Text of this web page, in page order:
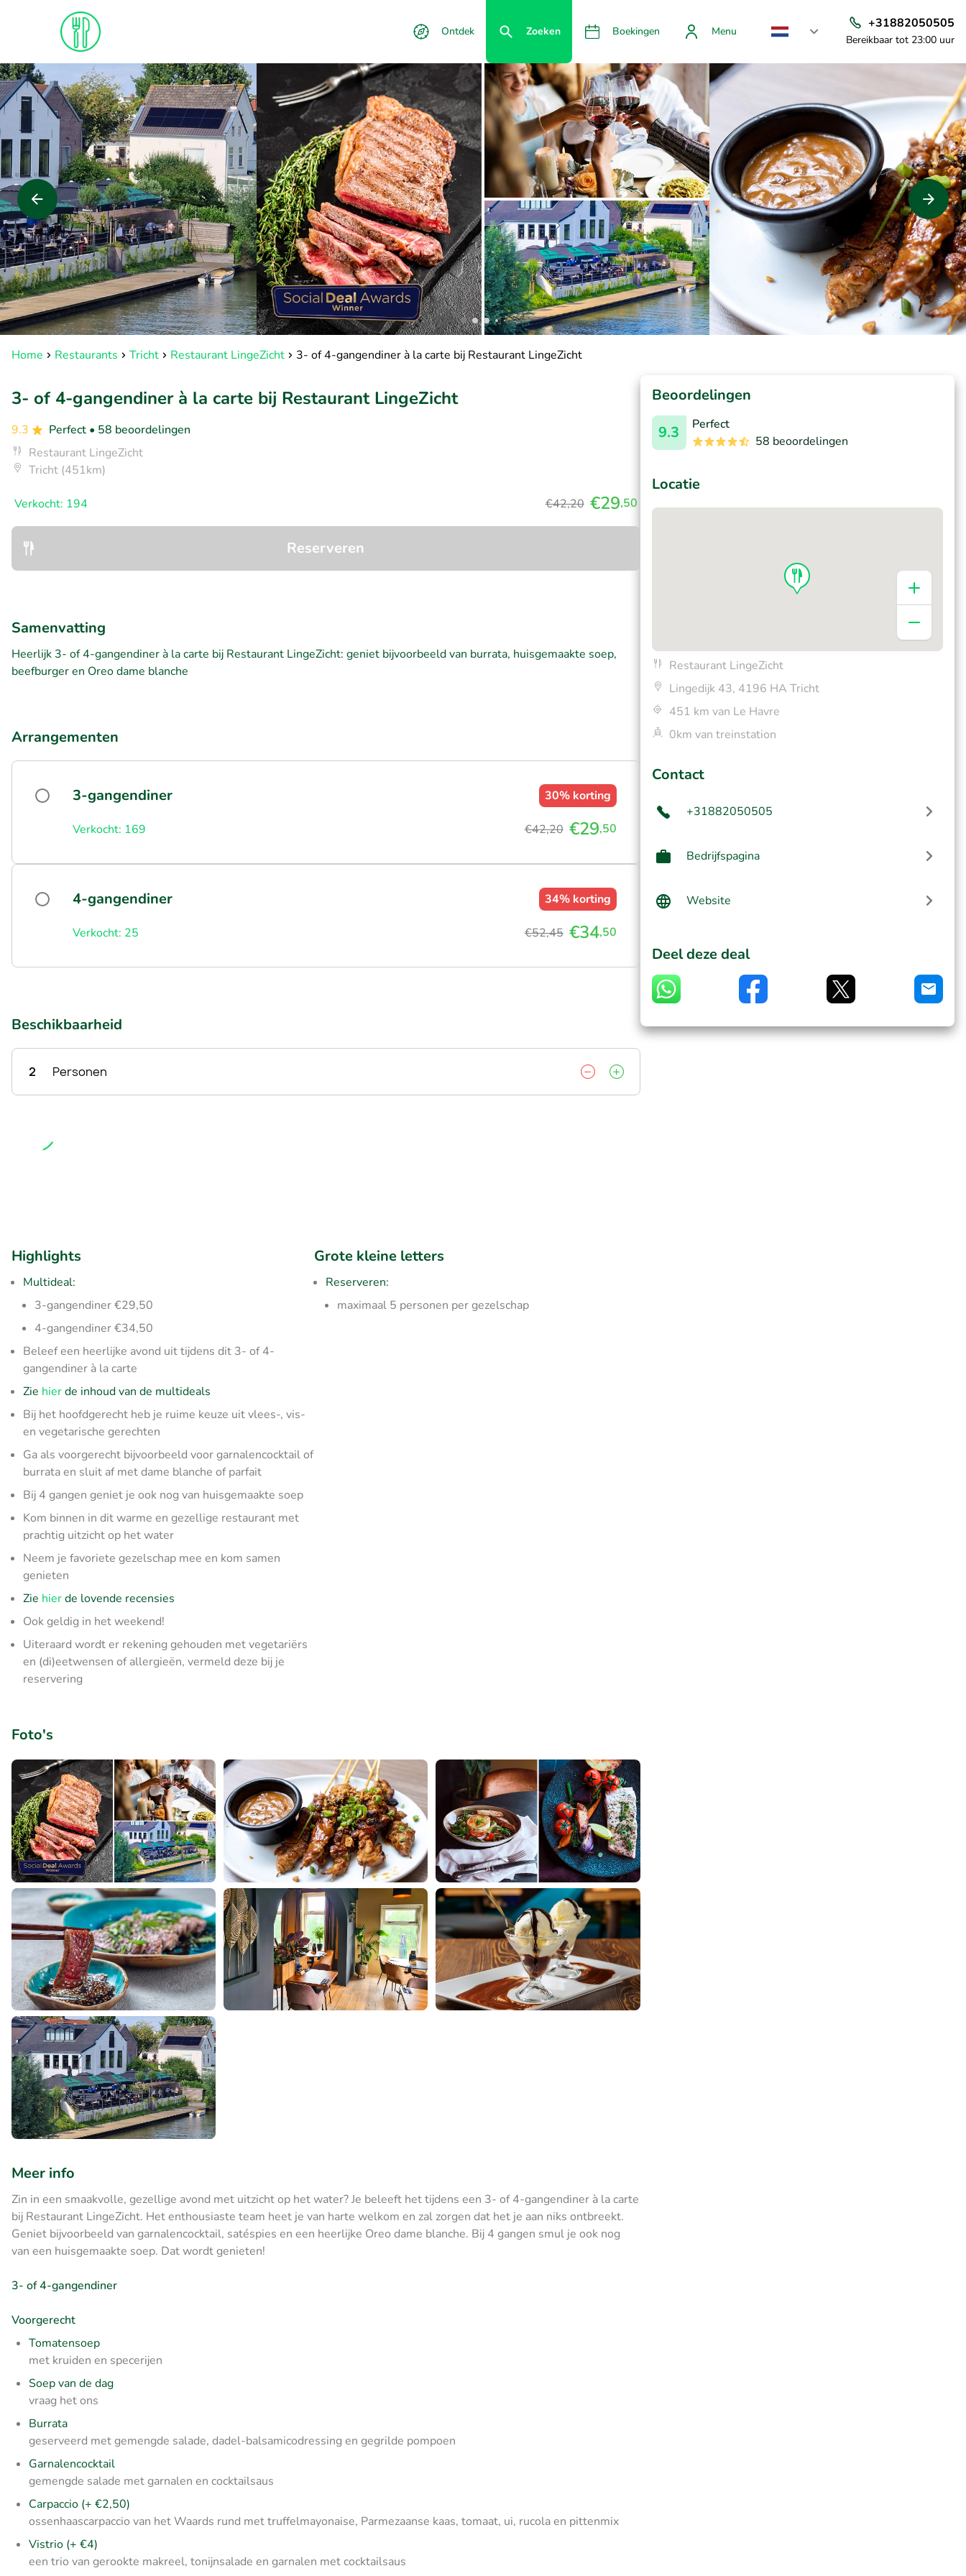
Ontdek Zoeken Boekingen Menu
+31882050505
Bereikbaar tot 23:00 uur
Home Restaurants Tricht Restaurant LingeZicht 3- of 4-gangendiner à la carte bij Restaurant LingeZicht
3- of 4-gangendiner à la carte bij Restaurant LingeZicht
9.3 Perfect • 58 beoordelingen
Restaurant LingeZicht
Tricht (451km)
Verkocht: 194 €42,20 €29,50
Reserveren
Samenvatting
Heerlijk 3- of 4-gangendiner à la carte bij Restaurant LingeZicht: geniet bijvoorbeeld van burrata, huisgemaakte soep,
beefburger en Oreo dame blanche
Arrangementen
3-gangendiner 30% korting
Verkocht: 169 €42,20 €29,50
4-gangendiner 34% korting
Verkocht: 25 €52,45 €34,50
Beschikbaarheid
2 Personen
Highlights
Multideal:
3-gangendiner €29,50
4-gangendiner €34,50
Beleef een heerlijke avond uit tijdens dit 3- of 4-
gangendiner à la carte
Zie hierde inhoud van de multideals
Bij het hoofdgerecht heb je ruime keuze uit vlees-, vis-
en vegetarische gerechten
Ga als voorgerecht bijvoorbeeld voor garnalencocktail of
burrata en sluit af met dame blanche of parfait
Bij 4 gangen geniet je ook nog van huisgemaakte soep
Kom binnen in dit warme en gezellige restaurant met
prachtig uitzicht op het water
Neem je favoriete gezelschap mee en kom samen
genieten
Zie hierde lovende recensies
Ook geldig in het weekend!
Uiteraard wordt er rekening gehouden met vegetariërs
en (di)eetwensen of allergieën, vermeld deze bij je
reservering
Grote kleine letters
Reserveren:
maximaal 5 personen per gezelschap
Foto's
Meer info
Zin in een smaakvolle, gezellige avond met uitzicht op het water? Je beleeft het tijdens een 3- of 4-gangendiner à la carte
bij Restaurant LingeZicht. Het enthousiaste team heet je van harte welkom en zal zorgen dat het je aan niks ontbreekt.
Geniet bijvoorbeeld van garnalencocktail, satéspies en een heerlijke Oreo dame blanche. Bij 4 gangen smul je ook nog
van een huisgemaakte soep. Dat wordt genieten!
3- of 4-gangendiner
Voorgerecht
Tomatensoep
met kruiden en specerijen
Soep van de dag
vraag het ons
Burrata
geserveerd met gemengde salade, dadel-balsamicodressing en gegrilde pompoen
Garnalencocktail
gemengde salade met garnalen en cocktailsaus
Carpaccio (+ €2,50)
ossenhaascarpaccio van het Waards rund met truffelmayonaise, Parmezaanse kaas, tomaat, ui, rucola en pittenmix
Vistrio (+ €4)
een trio van gerookte makreel, tonijnsalade en garnalen met cocktailsaus
Beoordelingen
9.3
Perfect
58 beoordelingen
Locatie
Restaurant LingeZicht
Lingedijk 43, 4196 HA Tricht
451 km van Le Havre
0km van treinstation
Contact
+31882050505
Bedrijfspagina
Website
Deel deze deal